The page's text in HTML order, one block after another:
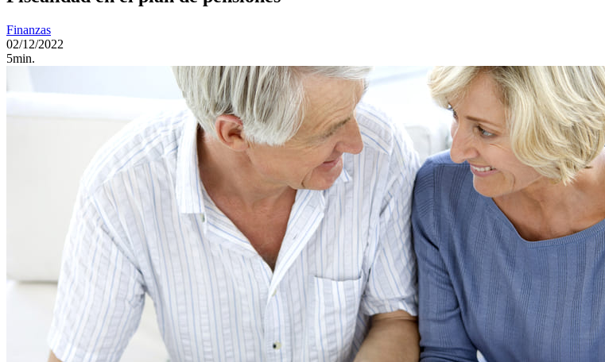
Finanzas
02/12/2022
5min.